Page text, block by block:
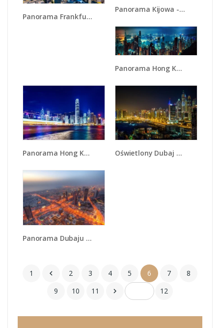
Panorama Frankfurtu - AM414
Panorama Kijowa - AM326
Panorama Hong Kongu w nocy - AM819
Panorama Hong Kongu - AM499 Oświetlony Dubaj nocą - AM506
Panorama Dubaju o poranku - AM538
1  2 3 4 5 6 7
8
9
10 11  12